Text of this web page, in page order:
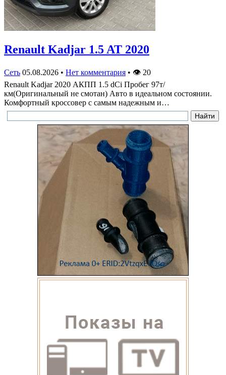
Renault Kadjar 1.5 AT 2020
Сеть 05.08.2026 • Нет комментария • 👁 20
Renault Kadjar 2020 АКПП 1.5 dCi Пробег 97т/
км(Оригинальный не смотан) Авто в идеальном состоянии.
Комфортный кроссовер с самым надежным и…